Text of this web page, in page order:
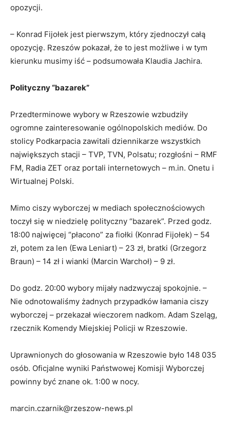
opozycji.
– Konrad Fijołek jest pierwszym, który zjednoczył całą
opozycję. Rzeszów pokazał, że to jest możliwe i w tym
kierunku musimy iść – podsumowała Klaudia Jachira.
Polityczny “bazarek”
Przedterminowe wybory w Rzeszowie wzbudziły
ogromne zainteresowanie ogólnopolskich mediów. Do
stolicy Podkarpacia zawitali dziennikarze wszystkich
największych stacji – TVP, TVN, Polsatu; rozgłośni – RMF
FM, Radia ZET oraz portali internetowych – m.in. Onetu i
Wirtualnej Polski.
Mimo ciszy wyborczej w mediach społecznościowych
toczył się w niedzielę polityczny “bazarek”. Przed godz.
18:00 najwięcej “płacono” za fiołki (Konrad Fijołek) – 54
zł, potem za len (Ewa Leniart) – 23 zł, bratki (Grzegorz
Braun) – 14 zł i wianki (Marcin Warchoł) – 9 zł.
Do godz. 20:00 wybory mijały nadzwyczaj spokojnie. –
Nie odnotowaliśmy żadnych przypadków łamania ciszy
wyborczej – przekazał wieczorem nadkom. Adam Szeląg,
rzecznik Komendy Miejskiej Policji w Rzeszowie.
Uprawnionych do głosowania w Rzeszowie było 148 035
osób. Oficjalne wyniki Państwowej Komisji Wyborczej
powinny być znane ok. 1:00 w nocy.
marcin.czarnik@rzeszow-news.pl